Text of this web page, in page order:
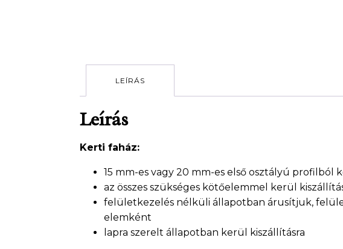
LEÍRÁS
Leírás
Kerti faház:
15 mm-es vagy 20 mm-es első osztályú profilból
az összes szükséges kötőelemmel kerül
felületkezelés nélküli állapotban árusítjuk,
elemként
lapra szerelt állapotban kerül kiszállításra